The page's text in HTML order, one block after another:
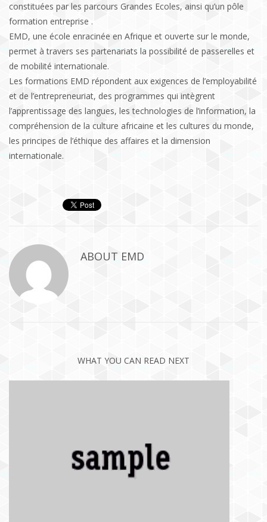
constituées par les parcours Grandes Ecoles, ainsi qu’un pôle
formation entreprise .
EMD, une école enracinée en Afrique et ouverte sur le monde,
permet à travers ses partenariats la possibilité de passerelles et
de mobilité internationale.
Les formations EMD répondent aux exigences de l’employabilité
et de l’entrepreneuriat, des programmes qui intègrent
l’apprentissage des langues, les technologies de l’information, la
compréhension de la culture africaine et les cultures du monde,
les principes de l’éthique des affaires et la dimension
internationale.
ABOUT EMD
WHAT YOU CAN READ NEXT